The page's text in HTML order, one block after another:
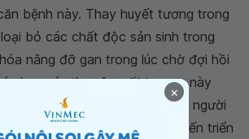
bệnh này. Thay huyết tương trong
bỏ các chất độc sản sinh trong
nâng đỡ gan trong lúc chờ đợi hồi
lọc máu thayhuyết tươngnày
nếu huyết áp trung bình của người
người bệnh bị rối loạn tiến triển
×